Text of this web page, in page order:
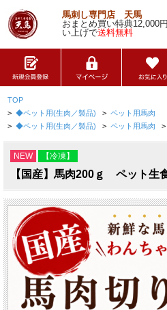
馬刺し専門店 天馬
おまとめ買い特典12,000
い上げで送料無料
TOP
> ◆ペット用(生肉／製品) > ペット用馬肉
> ◆ペット用(生肉／製品) > ペット用馬肉 >
NEW 【冷凍】
【国産】馬肉200ｇ ペット生